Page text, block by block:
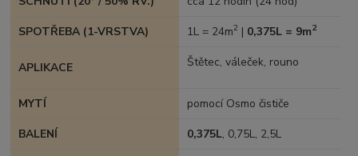
SPOTŘEBA (1-VRSTVA)
1L = 24m2 | 0,375L = 9m2
APLIKACE Štětec, váleček, rouno
MYTÍ
pomocí Osmo čističe
BALENÍ
0,375L, 0,75L, 2,5L